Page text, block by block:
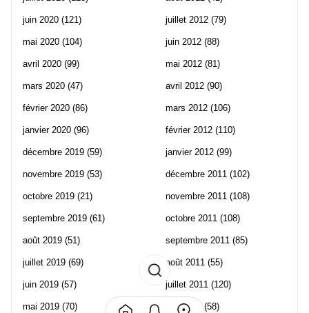
juin 2020 (121)
mai 2020 (104)
avril 2020 (99)
mars 2020 (47)
février 2020 (86)
janvier 2020 (96)
décembre 2019 (59)
novembre 2019 (53)
octobre 2019 (21)
septembre 2019 (61)
août 2019 (51)
juillet 2019 (69)
juin 2019 (57)
mai 2019 (70)
juillet 2012 (79)
juin 2012 (88)
mai 2012 (81)
avril 2012 (90)
mars 2012 (106)
février 2012 (110)
janvier 2012 (99)
décembre 2011 (102)
novembre 2011 (108)
octobre 2011 (108)
septembre 2011 (85)
août 2011 (55)
juillet 2011 (120)
juin 2011(58)